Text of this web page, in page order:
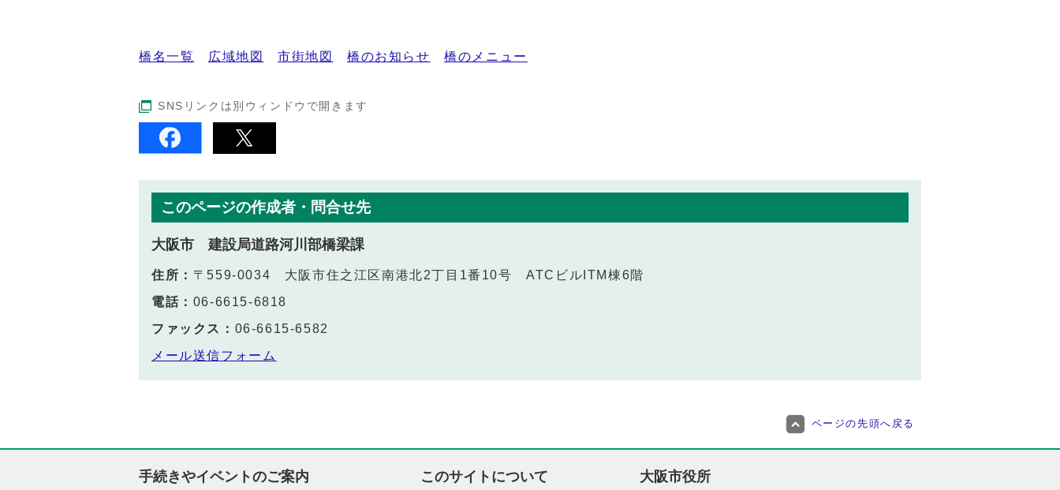
橋名一覧 広域地図 市街地図 橋のお知らせ 橋のメニュー
SNSリンクは別ウィンドウで開きます
このページの作成者・問合せ先
大阪市 建設局道路河川部橋梁課
住所： 〒559-0034 大阪市住之江区南港北2丁目1番10号 ATCビルITM棟6階
電話： 06-6615-6818
ファックス： 06-6615-6582
メール送信フォーム
ページの先頭へ戻る
手続きやイベントのご案内 このサイトについて 大阪市役所